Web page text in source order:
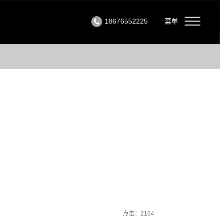
18676552225 菜单
点击：2164